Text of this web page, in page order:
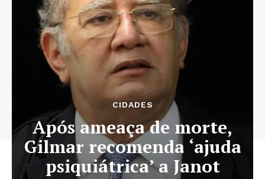
CIDADES
Após ameaça de morte,
Gilmar recomenda ‘ajuda
psiquiátrica’ a Janot